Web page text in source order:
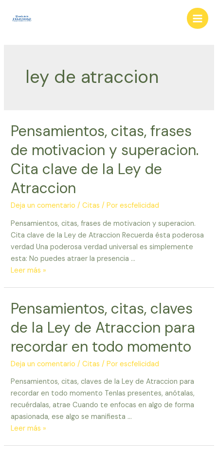
Main
ley de atraccion
Pensamientos, citas, frases
de motivacion y superacion.
Cita clave de la Ley de
Atraccion
Deja un comentario /Citas / Porescfelicidad
Pensamientos, citas, frases de motivacion y superacion.
Cita clave de la Ley de Atraccion Recuerda ésta poderosa
verdad Una poderosa verdad universal es simplemente
esta: No puedes atraer la presencia …
Pensamientos,
de
motivacion
y
Cita
clave
la
Ley
de
Atraccion
Leer más »
Pensamientos, citas, claves
de la Ley de Atraccion para
recordar en todo momento
Deja un comentario /Citas / Porescfelicidad
Pensamientos, citas, claves de la Ley de Atraccion para
recordar en todo momento Tenlas presentes, anótalas,
recuérdalas, atrae Cuando te enfocas en algo de forma
apasionada, ese algo se manifiesta …
Pensamientos,
Leer más »